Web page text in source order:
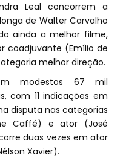
Leal concorrem a
de Walter Carvalho
ainda a melhor filme,
coadjuvante (Emílio de
melhor direção.
modestos 67 mil
com 11 indicações em
disputa nas categorias
Caffé) e ator (José
duas vezes em ator
Xavier).